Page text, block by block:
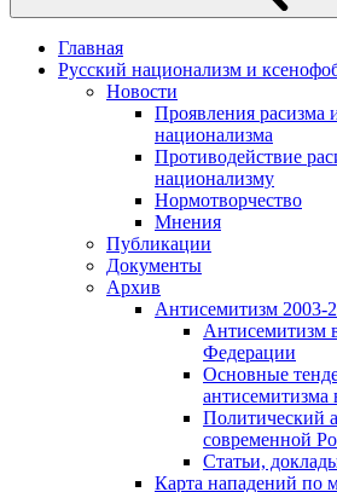
Главная
Русский национализм и
Новости
Проявления расизма
национализма
Противодействие
национализму
Нормотворчество
Мнения
Публикации
Документы
Архив
Антисемитизм 2003-
Антисемитизм
Федерации
Основные
антисемитизма
Политический
современной
Статьи,
Карта нападений по